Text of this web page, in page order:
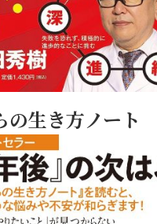
の生き方ノート